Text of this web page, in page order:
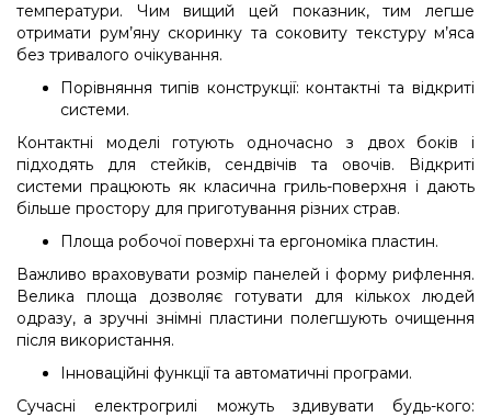
температури. Чим вищий цей показник, тим легше
отримати рум’яну скоринку та соковиту текстуру м’яса
без тривалого очікування.
Порівняння типів конструкції: контактні та відкриті
системи.
Контактні моделі готують одночасно з двох боків і
підходять для стейків, сендвічів та овочів. Відкриті
системи працюють як класична гриль-поверхня і дають
більше простору для приготування різних страв.
Площа робочої поверхні та ергономіка пластин.
Важливо враховувати розмір панелей і форму рифлення.
Велика площа дозволяє готувати для кількох людей
одразу, а зручні знімні пластини полегшують очищення
після використання.
Інноваційні функції та автоматичні програми.
Сучасні електрогрилі можуть здивувати будь-кого: